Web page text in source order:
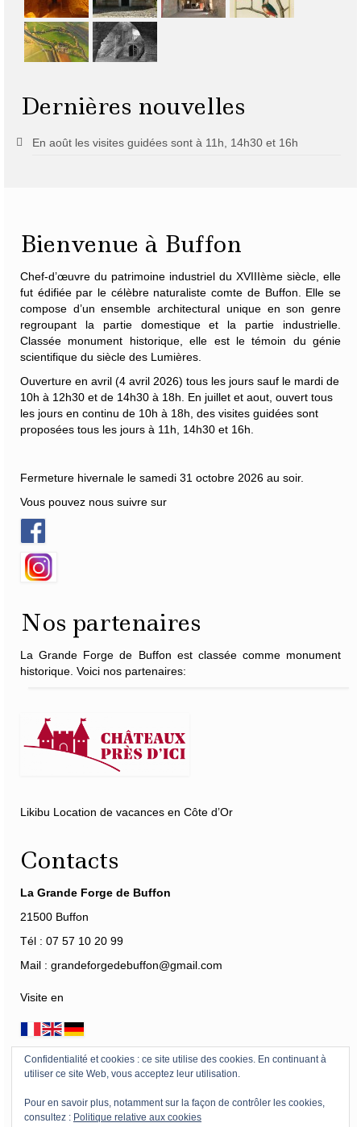
Dernières nouvelles
En août les visites guidées sont à 11h, 14h30 et 16h
Bienvenue à Buffon
Chef-d’œuvre du patrimoine industriel du XVIIIème siècle, elle
fut édifiée par le célèbre naturalistecomte de Buffon . Elle se
compose d’un ensemble architectural unique en son genre
regroupant la partie domestique et la partie industrielle.
Classée monument historique, elle est le témoin du génie
scientifique du siècle des Lumières.
Ouverture en avril (4 avril 2026) tous les jours sauf le mardi de
10h à 12h30 et de 14h30 à 18h. En juillet et aout, ouvert tous
les jours en continu de 10h à 18h, des visites guidées sont
proposées tous les jours à 11h, 14h30 et 16h.
Fermeture hivernale le samedi 31 octobre 2026 au soir.
Vous pouvez nous suivre sur
Nos partenaires
La Grande Forge de Buffon est classée comme monument
historique. Voici nos partenaires:
Likibu Location de vacances en Côte d’Or
Contacts
La Grande Forge de Buffon
21500 Buffon
Tél : 07 57 10 20 99
Mail : grandeforgedebuffon@gmail.com
Visite en
Horaires-Tarifs-Accès- Mécénat -360°
Mentions légales Forge de Buffon Registre Public d’Accessibilité
Confidentialité et cookies : ce site utilise des cookies. En continuant à
utiliser ce site Web, vous acceptez leur utilisation.
Pour en savoir plus, notamment sur la façon de contrôler les cookies,
consultez : Politique relative aux cookies